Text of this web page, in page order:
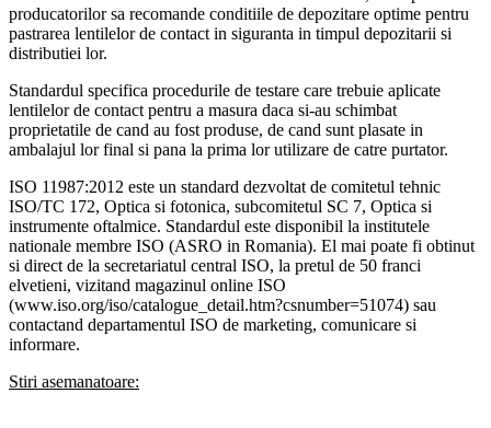
producatorilor sa recomande conditiile de depozitare optime pentru
pastrarea lentilelor de contact in siguranta in timpul depozitarii si
distributiei lor.
Standardul specifica procedurile de testare care trebuie aplicate
lentilelor de contact pentru a masura daca si-au schimbat
proprietatile de cand au fost produse, de cand sunt plasate in
ambalajul lor final si pana la prima lor utilizare de catre purtator.
ISO 11987:2012 este un standard dezvoltat de comitetul tehnic
ISO/TC 172, Optica si fotonica, subcomitetul SC 7, Optica si
instrumente oftalmice. Standardul este disponibil la institutele
nationale membre ISO (ASRO in Romania). El mai poate fi obtinut
si direct de la secretariatul central ISO, la pretul de 50 franci
elvetieni, vizitand magazinul online ISO
(www.iso.org/iso/catalogue_detail.htm?csnumber=51074) sau
contactand departamentul ISO de marketing, comunicare si
informare.
Stiri asemanatoare: